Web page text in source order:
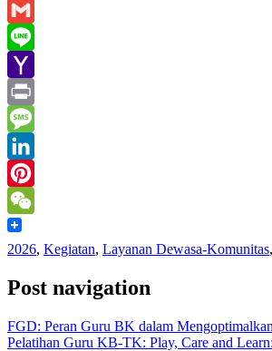
Email
Gmail
Line
Yahoo
Mail
Print
Message
LinkedIn
Pinterest
WeChat
2026, Kegiatan, Layanan Dewasa-Komunitas,
Post navigation
FGD: Peran Guru BK dalam
Pelatihan Guru KB-TK: Play, Care and